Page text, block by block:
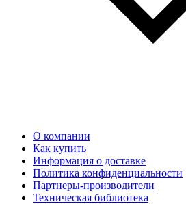
О компании
Как купить
Информация о доставке
Политика конфиденциальности
Партнеры-производители
Техническая библиотека